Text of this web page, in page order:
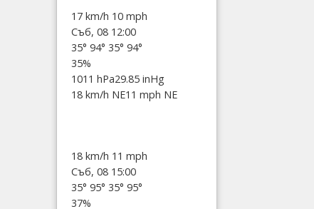
17 km/h 10 mph
Съб, 08 12:00
35° 94° 35° 94°
35%
1011 hPa29.85 inHg
18 km/h NE11 mph NE
18 km/h 11 mph
Съб, 08 15:00
35° 95° 35° 95°
37%